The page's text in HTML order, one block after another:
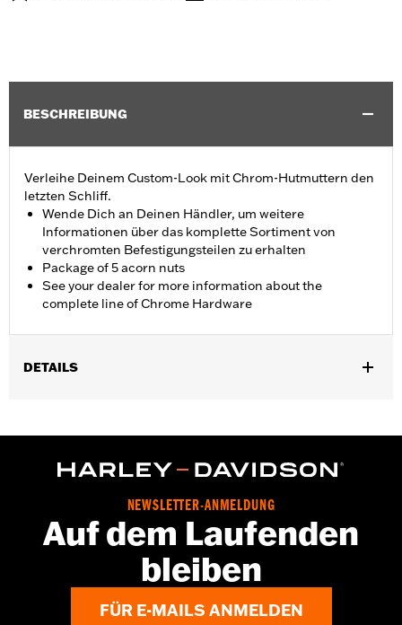
BESCHREIBUNG
Verleihe Deinem Custom-Look mit Chrom-Hutmuttern den
letzten Schliff.
Wende Dich an Deinen Händler, um weitere
Informationen über das komplette Sortiment von
verchromten Befestigungsteilen zu erhalten
Package of 5 acorn nuts
See your dealer for more information about the
complete line of Chrome Hardware
DETAILS
NEWSLETTER-ANMELDUNG
Auf dem Laufenden
bleiben
FÜR E-MAILS ANMELDEN